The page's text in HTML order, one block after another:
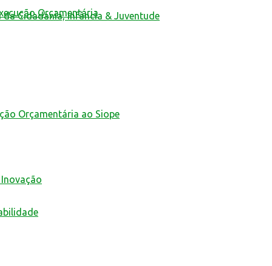
Orçamentária
Cidadania, Infância & Juventude
Orçamentária ao Siope